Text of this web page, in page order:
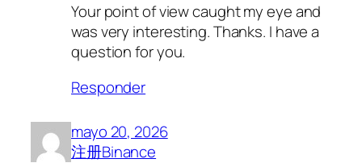
Your point of view caught my eye and
was very interesting. Thanks. I have a
question for you.
Responder
mayo 20, 2026
注册Binance